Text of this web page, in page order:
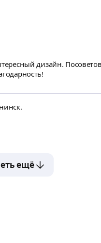
дизайн.
ещё